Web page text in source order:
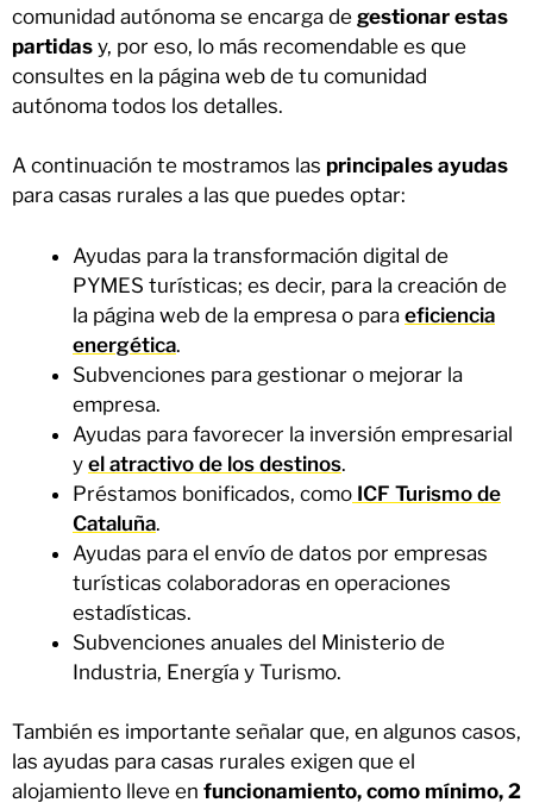
comunidad autónoma se encarga de gestionar estas
partidas y, por eso, lo más recomendable es que
consultes en la página web de tu comunidad
autónoma todos los detalles.
A continuación te mostramos las principales ayudas
para casas rurales a las que puedes optar:
Ayudas para la transformación digital de
PYMES turísticas; es decir, para la creación de
la página web de la empresa o para eficiencia
energética.
Subvenciones para gestionar o mejorar la
empresa.
Ayudas para favorecer la inversión empresarial
y el atractivo de los destinos.
Préstamos bonificados, como ICF Turismo de
Cataluña.
Ayudas para el envío de datos por empresas
turísticas colaboradoras en operaciones
estadísticas.
Subvenciones anuales del Ministerio de
Industria, Energía y Turismo.
También es importante señalar que, en algunos casos,
las ayudas para casas rurales exigen que el
alojamiento lleve en funcionamiento, como mínimo, 2